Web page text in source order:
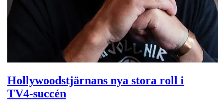
Hollywoodstjärnans nya stora roll i
TV4-succén